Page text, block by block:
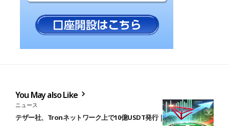
You May also Like
ニュース
テザー社、Tronネットワーク上で10億USDT発行｜強気相場到来か